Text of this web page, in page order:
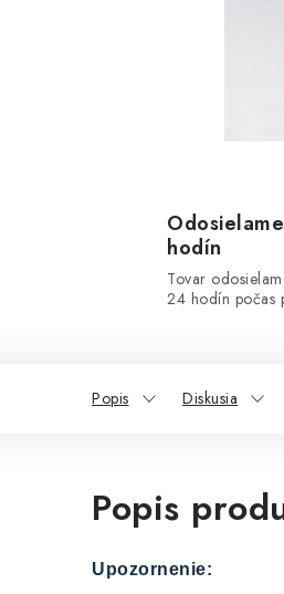
hodín
Tovar
24 hodín počas
Popis Diskusia
Popis
Upozornenie: